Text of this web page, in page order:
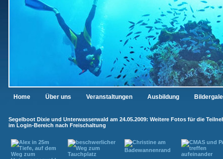
Home Über uns Veranstaltungen Ausbildung
Segelboot Dixie und Unterwasserwald am 24.05.2009: Weitere Fotos für die
im Login-Bereich nach Freischaltung